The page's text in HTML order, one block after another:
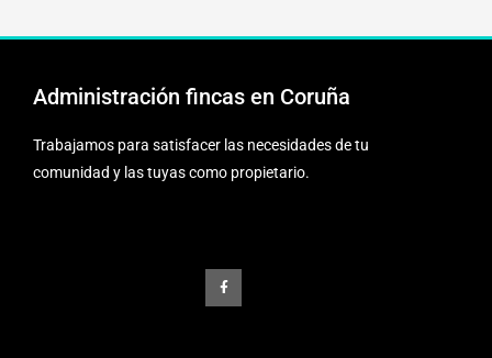
Administración fincas en Coruña
Trabajamos para satisfacer las necesidades de tu
comunidad y las tuyas como propietario.
c
e
b
o